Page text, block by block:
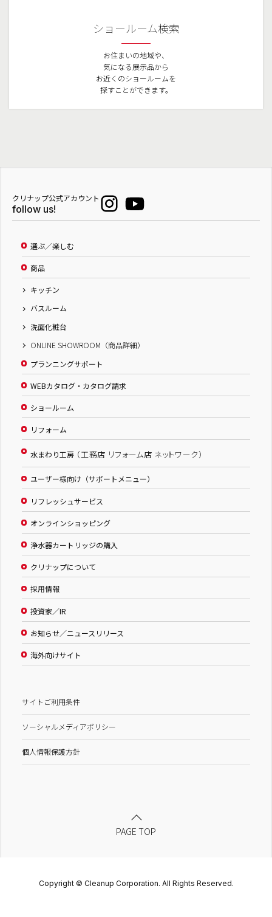
ショールーム検索
お住まいの地域や、
気になる展示品から
お近くのショールームを
探すことができます。
クリナップ公式アカウント
follow us!
選ぶ／楽しむ
商品
キッチン
バスルーム
洗面化粧台
ONLINE SHOWROOM（商品詳細）
プランニングサポート
WEBカタログ・カタログ請求
ショールーム
リフォーム
水まわり工房 （工務店 リフォーム店 ネットワーク）
ユーザー様向け（サポートメニュー）
リフレッシュサービス
オンラインショッピング
浄水器カートリッジの購入
クリナップについて
採用情報
投資家／IR
お知らせ／ニュースリリース
海外向けサイト
サイトご利用条件
ソーシャルメディアポリシー
個人情報保護方針
PAGE TOP
Copyright © Cleanup Corporation. All Rights Reserved.